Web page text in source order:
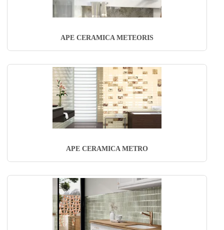
APE CERAMICA METEORIS
APE CERAMICA METRO